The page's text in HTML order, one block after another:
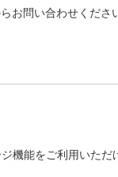
お問い合わせくださ
機能をご利用いただ